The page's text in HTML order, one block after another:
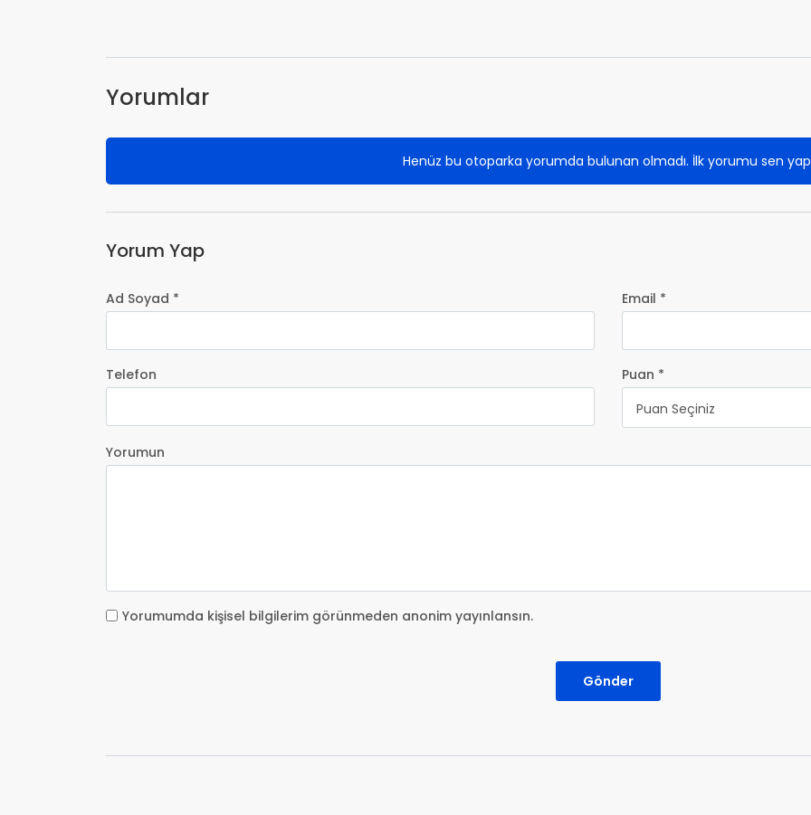
Yorumlar
Henüz bu otoparka yorumda bulunan olmadı. İlk yorumu sen
Yorum Yap
Ad Soyad * Email *
Telefon
Puan *
Puan Seçiniz
Yorumun
Yorumumda kişisel bilgilerim görünmeden anonim yayınlansın.
Gönder